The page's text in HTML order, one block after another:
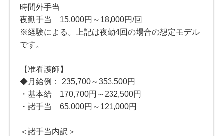
時間外手当
夜勤手当 15,000円～18,000円/回
※経験による。上記は夜勤4回の場合の想定モデル
です。
【准看護師】
◆月給例： 235,700～353,500円
・基本給 170,700円～232,500円
・諸手当 65,000円～121,000円
＜諸手当内訳＞